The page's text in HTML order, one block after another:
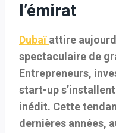
l’émirat
Dubaïattire
spectaculaire de
Entrepreneurs,
start-up
inédit. Cette
dernières années,